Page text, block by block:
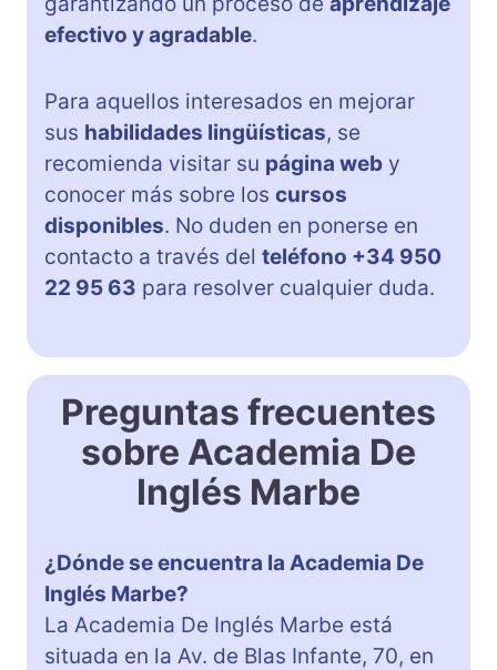
efectivo y agradable.
Para aquellos interesados en mejorar
sus habilidades lingüísticas, se
recomienda visitar su página web y
conocer más sobre los cursos
disponibles. No duden en ponerse en
contacto a través del teléfono +34 950
22 95 63 para resolver cualquier duda.
Preguntas frecuentes
sobre Academia De
Inglés Marbe
¿Dónde se encuentra la Academia De
Inglés Marbe?
La Academia De Inglés Marbe está
situada en la Av. de Blas Infante, 70, en